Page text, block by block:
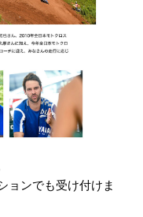
ョンでも受け付けま